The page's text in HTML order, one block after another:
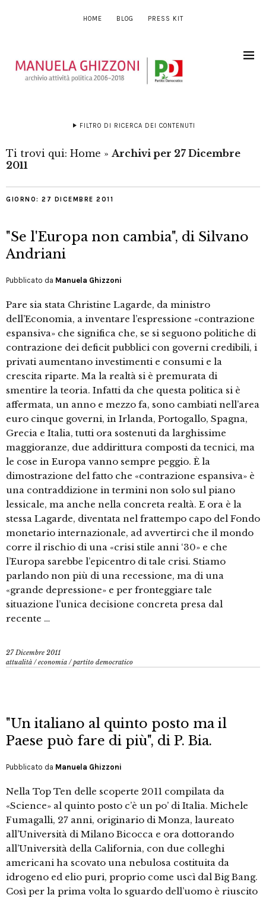
HOME BLOG PRESS KIT
FILTRO DI RICERCA DEI CONTENUTI
Ti trovi qui: Home » Archivi per 27 Dicembre
2011
GIORNO: 27 DICEMBRE 2011
"Se l'Europa non cambia", di Silvano
Andriani
Pubblicato da Manuela Ghizzoni
Pare sia stata Christine Lagarde, da ministro
dell’Economia, a inventare l’espressione «contrazione
espansiva» che significa che, se si seguono politiche di
contrazione dei deficit pubblici con governi credibili, i
privati aumentano investimenti e consumi e la
crescita riparte. Ma la realtà si è premurata di
smentire la teoria. Infatti da che questa politica si è
affermata, un anno e mezzo fa, sono cambiati nell’area
euro cinque governi, in Irlanda, Portogallo, Spagna,
Grecia e Italia, tutti ora sostenuti da larghissime
maggioranze, due addirittura composti da tecnici, ma
le cose in Europa vanno sempre peggio. È la
dimostrazione del fatto che «contrazione espansiva» è
una contraddizione in termini non solo sul piano
lessicale, ma anche nella concreta realtà. E ora è la
stessa Lagarde, diventata nel frattempo capo del Fondo
monetario internazionale, ad avvertirci che il mondo
corre il rischio di una «crisi stile anni ‘30» e che
l’Europa sarebbe l’epicentro di tale crisi. Stiamo
parlando non più di una recessione, ma di una
«grande depressione» e per fronteggiare tale
situazione l’unica decisione concreta presa dal
recente …
27 Dicembre 2011
attualità /economia /partito democratico
"Un italiano al quinto posto ma il
Paese può fare di più", di P. Bia.
Pubblicato da Manuela Ghizzoni
Nella Top Ten delle scoperte 2011 compilata da
«Science» al quinto posto c’è un po’ di Italia. Michele
Fumagalli, 27 anni, originario di Monza, laureato
all’Università di Milano Bicocca e ora dottorando
all’Università della California, con due colleghi
americani ha scovato una nebulosa costituita da
idrogeno ed elio puri, proprio come uscì dal Big Bang.
Così per la prima volta lo sguardo dell’uomo è riuscito